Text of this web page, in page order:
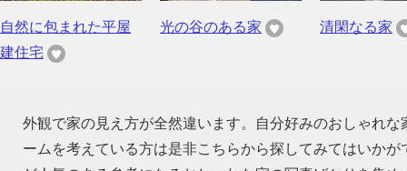
自然に包まれた平屋
建住宅
光の谷のある家 清閑なる家
外観で家の見え方が全然違います。自分好みのおしゃれ
ームを考えている方は是非こちらから探してみてはいか